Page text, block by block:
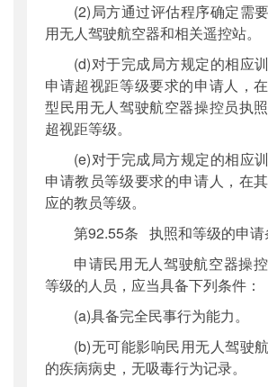
(2)局方通过评估程序确定需
用无人驾驶航空器和相关遥控站。
(d)对于完成局方规定的相应
申请超视距等级要求的申请人，
型民用无人驾驶航空器操控员执
超视距等级。
(e)对于完成局方规定的相应
申请教员等级要求的申请人，在
应的教员等级。
第92.55条 执照和等级的申请
申请民用无人驾驶航空器操
等级的人员，应当具备下列条件：
(a)具备完全民事行为能力。
(b)无可能影响民用无人驾驶
的疾病病史，无吸毒行为记录。